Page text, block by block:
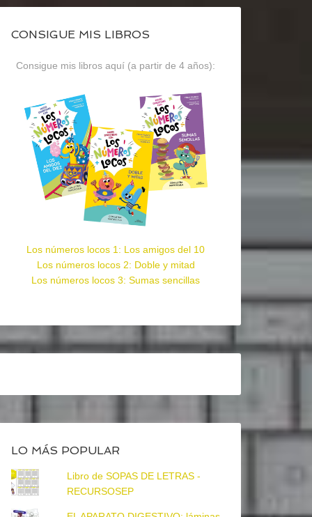
CONSIGUE MIS LIBROS
Consigue mis libros aquí (a partir de 4 años):
Los números locos 1: Los amigos del 10
Los números locos 2: Doble y mitad
Los números locos 3: Sumas sencillas
LO MÁS POPULAR
Libro de SOPAS DE LETRAS -
RECURSOSEP